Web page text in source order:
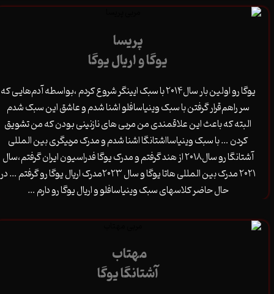
پریسا
یوگا و اریال یوگا
یوگا رو اولین بار سال۲۰۱۴ با سبک ایینگر شروع کردم ،بواسطه آدم‌هایی که
سر راهم‌قرار گرفتن با سبک وینیاسافلو اشنا شدم و عاشق این سبک شدم
البته که باعث این علاقمندی من مربی های نازنینی بودن که من تشویق
کردن … با سبک وینیاسااشتانگا اشنا شدم و مدرک مربیگری بین المللی
آشتانگا رو سال۲۰۱۸ از هند گرفتم و مدرک یوگا فدراسیون ایران گرفتم،سال
۲۰۲۱ مدرک بین المللی هاتا یوگا و سال ۲۰۲۳مدرک اریال یوگا رو گرفتم … در
حال حاضر کلاسهای سبک وینیاسافلو و اریال یوگا رو دارم …
مهتاب
آشتانگا یوگا